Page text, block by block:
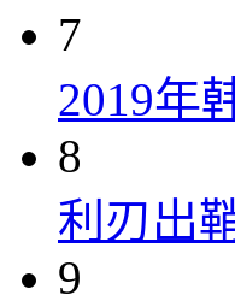
7
2019年
8
利刃出
9